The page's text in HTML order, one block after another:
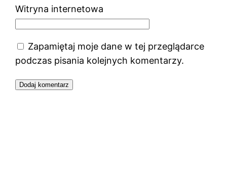
Witryna internetowa
Zapamiętaj moje dane w tej przeglądarce
podczas pisania kolejnych komentarzy.